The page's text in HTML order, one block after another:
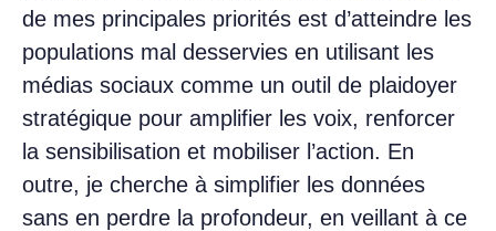
de mes principales priorités est d’atteindre les
populations mal desservies en utilisant les
médias sociaux comme un outil de plaidoyer
stratégique pour amplifier les voix, renforcer
la sensibilisation et mobiliser l’action. En
outre, je cherche à simplifier les données
sans en perdre la profondeur, en veillant à ce